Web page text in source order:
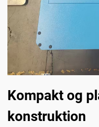
Kompakt og
konstruktion